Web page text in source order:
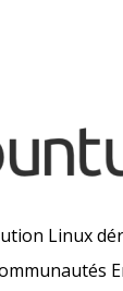
Linux